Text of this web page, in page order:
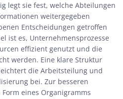
legt sie fest, welche Abteilungen
weitergegeben
Entscheidungen getroffen
ist es, Unternehmensprozesse
effizient genutzt und die
werden. Eine klare Struktur
die Arbeitsteilung und
bei. Zur besseren
eines Organigramms